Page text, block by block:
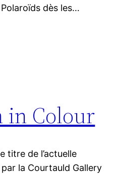
dès les…
in Colour
titre de l’actuelle
la Courtauld Gallery